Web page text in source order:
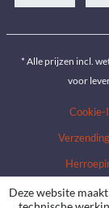
* Alle prijzen incl.
voor
Cookie-
Deze website